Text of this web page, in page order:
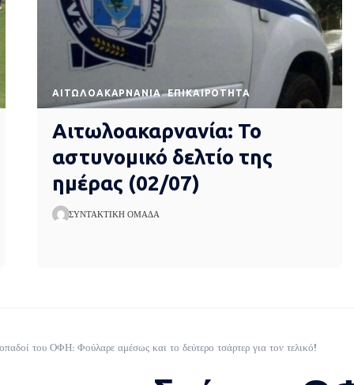
AΙΤΩΛΟΑΚΑΡΝΑΝΊΑ EΠΙΚΑΙΡΌΤΗΤΑ
Αιτωλοακαρνανία: Το
αστυνομικό δελτίο της
ημέρας (02/07)
ΣΥΝΤΑΚΤΙΚΉ ΟΜΆΔΑ
του ΟΦΗ: Φούλαρε αμέσως και το δεύτερο τσάρτερ για τον τελικό!